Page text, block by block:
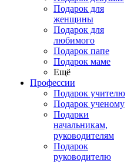
Подарок для
женщины
Подарок для
любимого
Подарок папе
Подарок маме
Ещё
Профессии
Подарок учителю
Подарок ученому
Подарки
начальникам,
руководителям
Подарок
руководителю